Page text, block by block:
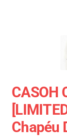
CASOH
Chapéu